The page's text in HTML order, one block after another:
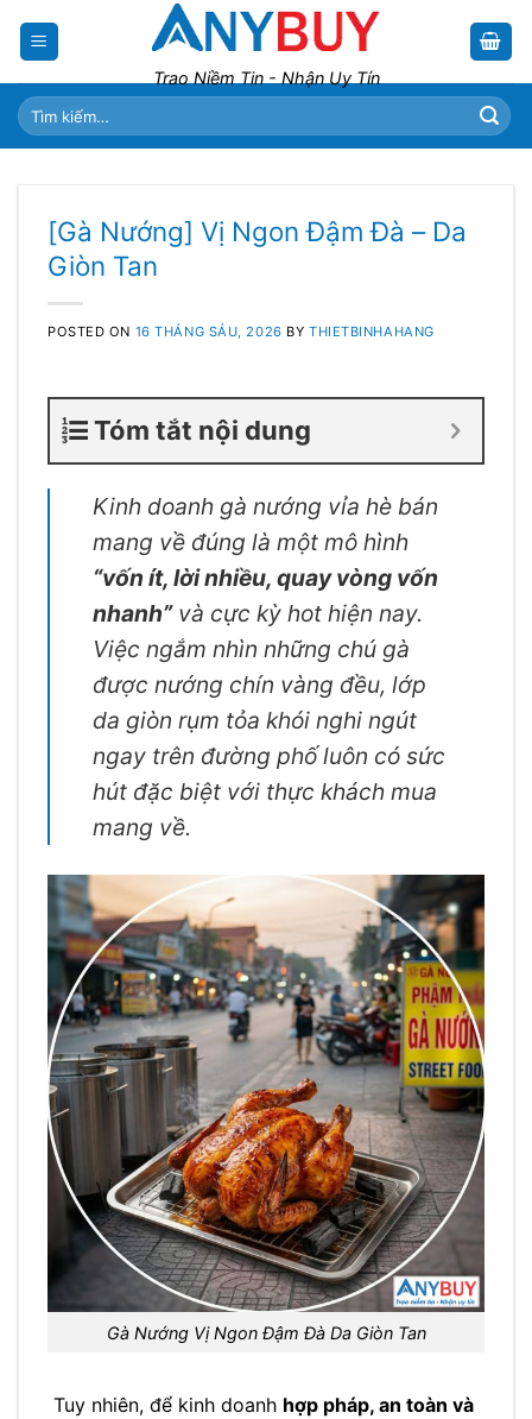
Trao Niềm Tin - Nhận Uy Tín
Tìm
kiếm:
[Gà Nướng] Vị Ngon Đậm Đà – Da
Giòn Tan
POSTED ON 16 THÁNG SÁU, 2026 BY THIETBINHAHANG
Tóm tắt nội dung
Kinh doanh gà nướng vỉa hè bán
mang về đúng là một mô hình
“vốn ít, lời nhiều, quay vòng vốn
nhanh”và cực kỳ hot hiện nay.
Việc ngắm nhìn những chú gà
được nướng chín vàng đều, lớp
da giòn rụm tỏa khói nghi ngút
ngay trên đường phố luôn có sức
hút đặc biệt với thực khách mua
mang về.
Gà Nướng Vị Ngon Đậm Đà Da Giòn Tan
Tuy nhiên, để kinh doanh hợp pháp, an toàn và